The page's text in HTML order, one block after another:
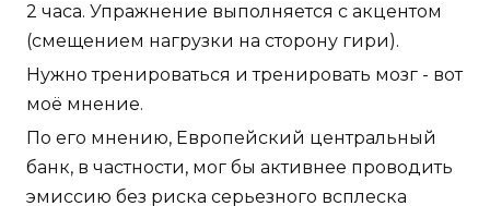
2 часа. Упражнение выполняется с акцентом
(смещением нагрузки на сторону гири).
Нужно тренироваться и тренировать мозг - вот
моё мнение.
По его мнению, Европейский центральный
банк, в частности, мог бы активнее проводить
эмиссию без риска серьезного всплеска